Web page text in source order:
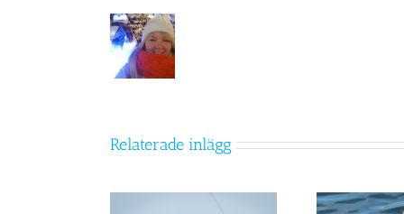
Relaterade inlägg